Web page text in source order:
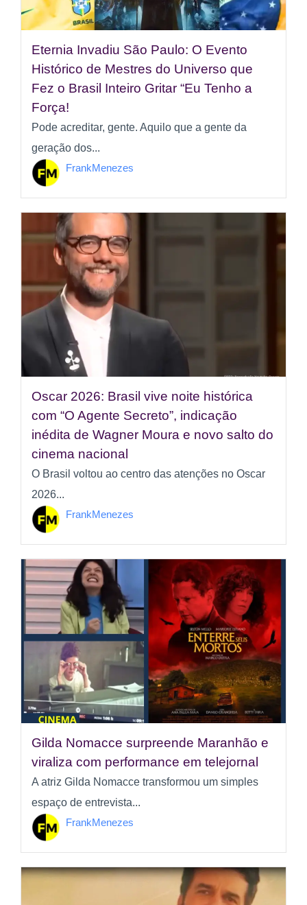
Eternia Invadiu São Paulo: O Evento
Histórico de Mestres do Universo que
Fez o Brasil Inteiro Gritar “Eu Tenho a
Força!
Pode acreditar, gente. Aquilo que a gente da
geração dos...
FrankMenezes
Oscar 2026: Brasil vive noite histórica
com “O Agente Secreto”, indicação
inédita de Wagner Moura e novo salto do
cinema nacional
O Brasil voltou ao centro das atenções no Oscar
2026...
FrankMenezes
Gilda Nomacce surpreende Maranhão e
viraliza com performance em telejornal
A atriz Gilda Nomacce transformou um simples
espaço de entrevista...
FrankMenezes